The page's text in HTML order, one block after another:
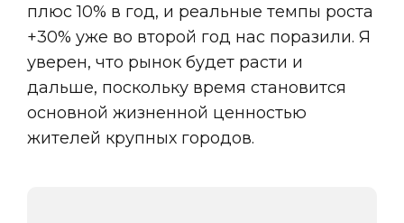
плюс 10% в год, и реальные темпы роста
+30% уже во второй год нас поразили. Я
уверен, что рынок будет расти и
дальше, поскольку время становится
основной жизненной ценностью
жителей крупных городов.